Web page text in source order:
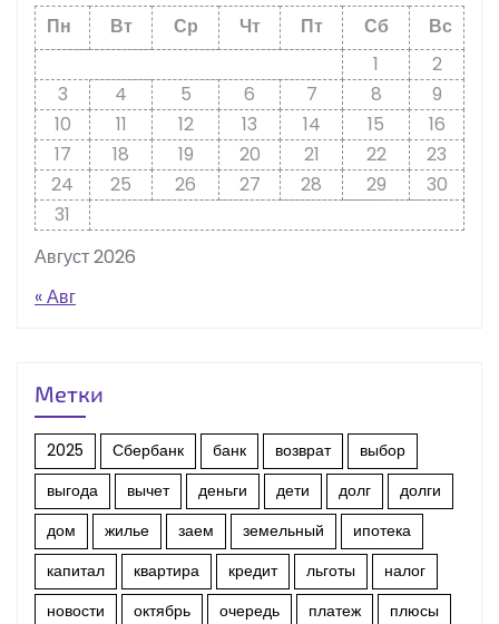
Август 2026
Пн Вт Ср Чт Пт Сб
Вс
1
2
3
4 5 6 7 8
9
10
11 12 13 14 15
16
17
18 19 20 21 22
23
24
25 26 27 28 29
30
31
« Авг
Метки
2025 Сбербанк банк возврат
выбор
выгода
вычет деньги дети долг
долги
дом
жилье заем земельный
ипотека
капитал
квартира кредит льготы
налог
новости
октябрь очередь платеж
плюсы